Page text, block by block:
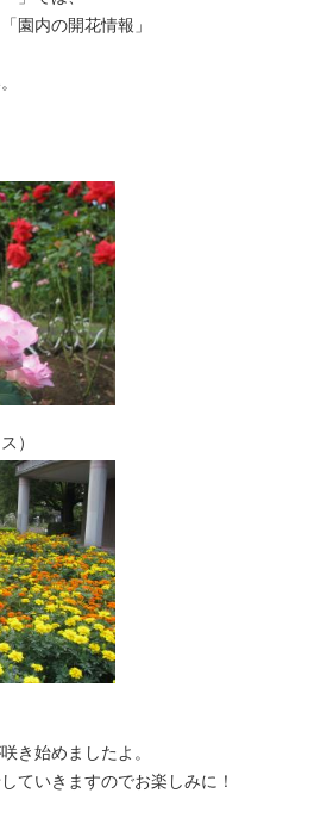
園内の開花情報」
）
き始めましたよ。
ていきますのでお楽しみに！